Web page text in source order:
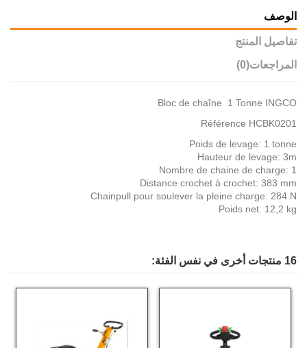
الوصف
تفاصيل المنتج
المراجعات(0)
Bloc de chaîne 1 Tonne INGCO
Référence HCBK0201
Poids de levage: 1 tonne
Hauteur de levage: 3m
Nombre de chaine de charge: 1
Distance crochet à crochet: 383 mm
Chainpull pour soulever la pleine charge: 284 N
Poids net: 12,2 kg
16 منتجات أخرى في نفس الفئة: